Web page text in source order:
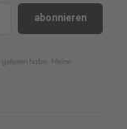
abonnieren
gelesen habe. Meine